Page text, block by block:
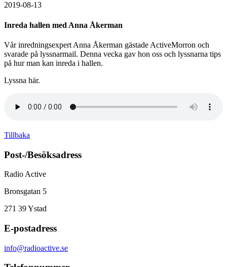
2019-08-13
Inreda hallen med Anna Åkerman
Vår inredningsexpert Anna Åkerman gästade ActiveMorron och
svarade på lyssnarmail. Denna vecka gav hon oss och lyssnarna tips
på hur man kan inreda i hallen.
Lyssna här.
Tillbaka
Post-/Besöksadress
Radio Active
Bronsgatan 5
271 39Ystad
E-postadress
info@radioactive.se